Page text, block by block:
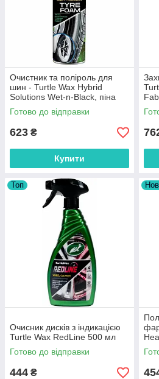
Очистник та поліроль для
шин - Turtle Wax Hybrid
Solutions Wet-n-Black, піна
500 мл
Готово до відправки
623 ₴
Купити
Топ
Очисник дисків з індикацією
Turtle Wax RedLine 500 мл
Готово до відправки
444 ₴